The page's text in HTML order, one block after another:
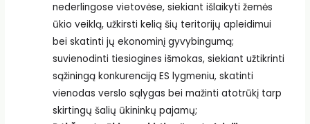
nederlingose vietovėse, siekiant išlaikyti žemės
ūkio veiklą, užkirsti kelią šių teritorijų apleidimui
bei skatinti jų ekonominį gyvybingumą;
suvienodinti tiesiogines išmokas, siekiant užtikrinti
sąžiningą konkurenciją ES lygmeniu, skatinti
vienodas verslo sąlygas bei mažinti atotrūkį tarp
skirtingų šalių ūkininkų pajamų;